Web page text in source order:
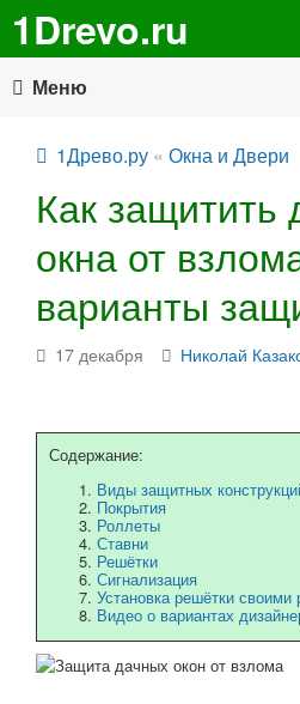
1Drevo.ru
Меню
1Древо.ру « Окна и Двери
Как защитить
окна от
варианты
17 декабря Николай
Содержание:
Виды защитных
Покрытия
Роллеты
Ставни
Решётки
Сигнализация
Установка решётки своими
Видео о вариантах